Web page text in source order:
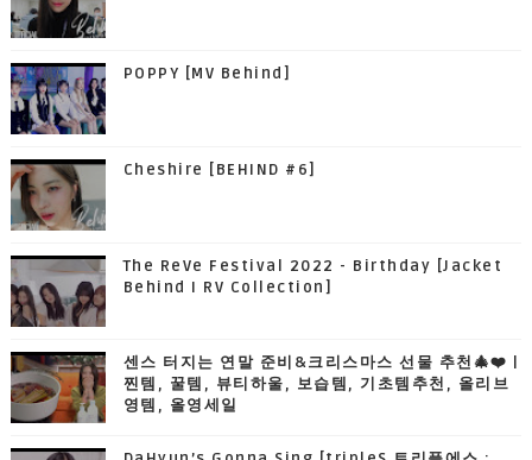
POPPY [MV Behind]
Cheshire [BEHIND #6]
The ReVe Festival 2022 - Birthday [Jacket
Behind I RV Collection]
센스 터지는 연말 준비&크리스마스 선물 추천🎄❤️ |
찐템, 꿀템, 뷰티하울, 보습템, 기초템추천, 올리브
영템, 올영세일